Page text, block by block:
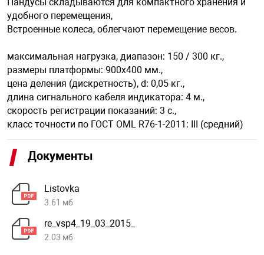
удобного перемещения,
Встроенные колеса, облегчают перемещение весов.
максимальная нагрузка, диапазон: 150 / 300 кг.,
размеры платформы: 900х400 мм.,
цена деления (дискретность), d: 0,05 кг.,
длина сигнального кабеля индикатора: 4 м.,
скорость регистрации показаний: 3 c.,
класс точности по ГОСТ OML R76-1-2011: III (средний)
Документы
Listovka
3.61 мб
re_vsp4_19_03_2015_
2.03 мб